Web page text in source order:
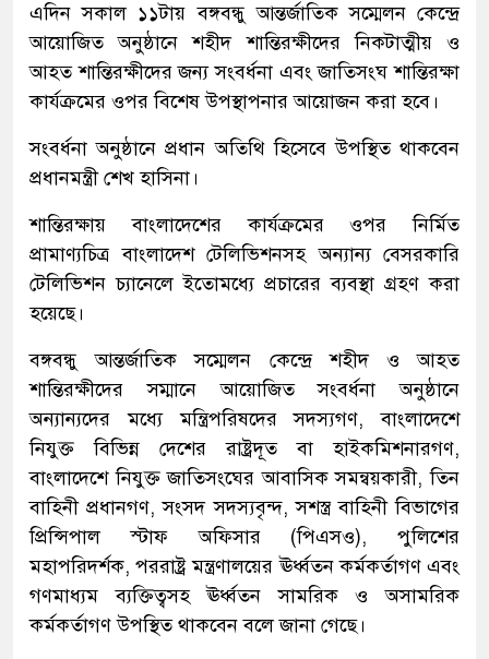
এদিন সকাল ১১টায় বঙ্গবন্ধু আন্তর্জাতিক সম্মেলন কেন্দ্রে
আয়োজিত অনুষ্ঠানে শহীদ শান্তিরক্ষীদের নিকটাত্মীয় ও
আহত শান্তিরক্ষীদের জন্য সংবর্ধনা এবং জাতিসংঘ শান্তিরক্ষা
কার্যক্রমের ওপর বিশেষ উপস্থাপনার আয়োজন করা হবে।
সংবর্ধনা অনুষ্ঠানে প্রধান অতিথি হিসেবে উপস্থিত থাকবেন
প্রধানমন্ত্রী শেখ হাসিনা।
শান্তিরক্ষায় বাংলাদেশের কার্যক্রমের ওপর নির্মিত
প্রামাণ্যচিত্র বাংলাদেশ টেলিভিশনসহ অন্যান্য বেসরকারি
টেলিভিশন চ্যানেলে ইতোমধ্যে প্রচারের ব্যবস্থা গ্রহণ করা
হয়েছে।
বঙ্গবন্ধু আন্তর্জাতিক সম্মেলন কেন্দ্রে শহীদ ও আহত
শান্তিরক্ষীদের সম্মানে আয়োজিত সংবর্ধনা অনুষ্ঠানে
অন্যান্যদের মধ্যে মন্ত্রিপরিষদের সদস্যগণ, বাংলাদেশে
নিযুক্ত বিভিন্ন দেশের রাষ্ট্রদূত বা হাইকমিশনারগণ,
বাংলাদেশে নিযুক্ত জাতিসংঘের আবাসিক সমন্বয়কারী, তিন
বাহিনী প্রধানগণ, সংসদ সদস্যবৃন্দ, সশস্ত্র বাহিনী বিভাগের
প্রিন্সিপাল স্টাফ অফিসার (পিএসও), পুলিশের
মহাপরিদর্শক, পররাষ্ট্র মন্ত্রণালয়ের ঊর্ধ্বতন কর্মকর্তাগণ এবং
গণমাধ্যম ব্যক্তিত্বসহ ঊর্ধ্বতন সামরিক ও অসামরিক
কর্মকর্তাগণ উপস্থিত থাকবেন বলে জানা গেছে।